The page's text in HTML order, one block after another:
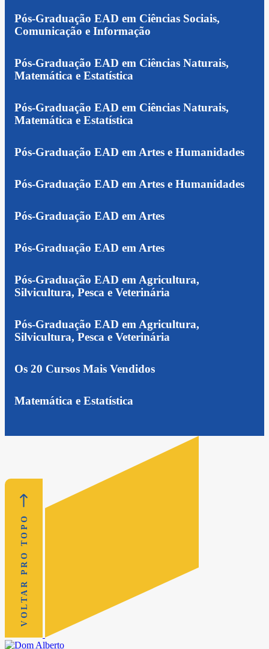
Pós-Graduação EAD em Ciências Sociais,
Comunicação e Informação
Pós-Graduação EAD em Ciências Naturais,
Matemática e Estatística
Pós-Graduação EAD em Ciências Naturais,
Matemática e Estatística
Pós-Graduação EAD em Artes e Humanidades
Pós-Graduação EAD em Artes e Humanidades
Pós-Graduação EAD em Artes
Pós-Graduação EAD em Artes
Pós-Graduação EAD em Agricultura,
Silvicultura, Pesca e Veterinária
Pós-Graduação EAD em Agricultura,
Silvicultura, Pesca e Veterinária
Os 20 Cursos Mais Vendidos
Matemática e Estatística
VOLTAR PRO TOPO